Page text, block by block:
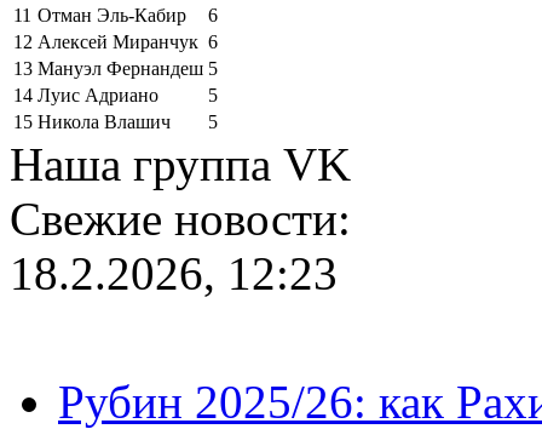
11 Отман Эль-Кабир
6
12 Алексей Миранчук 6
13 Мануэл Фернандеш 5
14 Луис Адриано
5
15 Никола Влашич 5
Наша группа VK
Свежие новости:
18.2.2026, 12:23
Рубин 2025/26: как